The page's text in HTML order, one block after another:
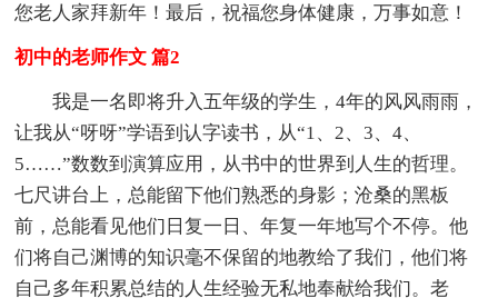
您老人家拜新年！最后，祝福您身体健康，万事如意！
初中的老师作文 篇2
我是一名即将升入五年级的学生，4年的风风雨雨，
让我从“呀呀”学语到认字读书，从“1、2、3、4、
5……”数数到演算应用，从书中的世界到人生的哲理。
七尺讲台上，总能留下他们熟悉的身影；沧桑的黑板
前，总能看见他们日复一日、年复一年地写个不停。他
们将自己渊博的知识毫不保留的地教给了我们，他们将
自己多年积累总结的人生经验无私地奉献给我们。老